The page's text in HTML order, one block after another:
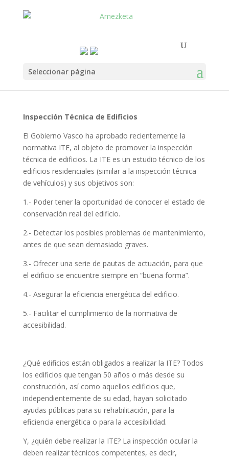
Seleccionar página
Inspección Técnica de Edificios
El Gobierno Vasco ha aprobado recientemente la
normativa ITE, al objeto de promover la inspección
técnica de edificios. La ITE es un estudio técnico de los
edificios residenciales (similar a la inspección técnica
de vehículos) y sus objetivos son:
1.- Poder tener la oportunidad de conocer el estado de
conservación real del edificio.
2.- Detectar los posibles problemas de mantenimiento,
antes de que sean demasiado graves.
3.- Ofrecer una serie de pautas de actuación, para que
el edificio se encuentre siempre en “buena forma”.
4.- Asegurar la eficiencia energética del edificio.
5.- Facilitar el cumplimiento de la normativa de
accesibilidad.
¿Qué edificios están obligados a realizar la ITE? Todos
los edificios que tengan 50 años o más desde su
construcción, así como aquellos edificios que,
independientemente de su edad, hayan solicitado
ayudas públicas para su rehabilitación, para la
eficiencia energética o para la accesibilidad.
Y, ¿quién debe realizar la ITE? La inspección ocular la
deben realizar técnicos competentes, es decir,